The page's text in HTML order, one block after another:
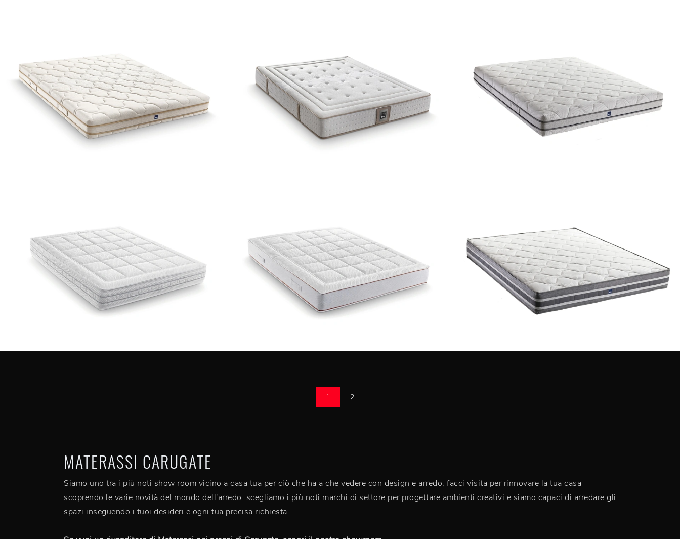
1 2
MATERASSI CARUGATE
Siamo uno tra i più noti show room vicino a casa tua per ciò che ha a che vedere con design e arredo, facci visita per rinnovare la tua casa
scoprendo le varie novità del mondo dell'arredo: scegliamo i più noti marchi di settore per progettare ambienti creativi e siamo capaci di arredare gli
spazi inseguendo i tuoi desideri e ogni tua precisa richiesta